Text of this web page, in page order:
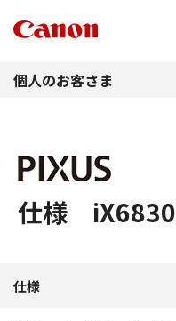
個人のお客さま
仕様 iX6830
仕様